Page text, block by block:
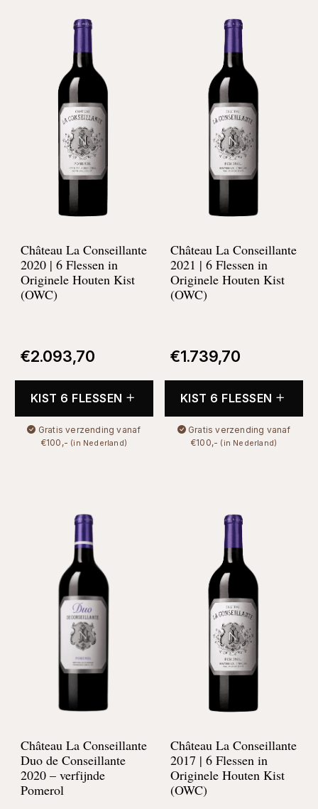
Château La Conseillante
2020 | 6 Flessen in
Originele Houten Kist
(OWC)
€2.093,70
KIST 6 FLESSEN
Gratis verzending vanaf
€100,- (in Nederland)
Château La Conseillante
2021 | 6 Flessen in
Originele Houten Kist
(OWC)
€1.739,70
KIST 6 FLESSEN
Gratis verzending vanaf
€100,- (in Nederland)
Château La Conseillante
Duo de Conseillante
2020 – verfijnde
Pomerol
Château La Conseillante
2017 | 6 Flessen in
Originele Houten Kist
(OWC)